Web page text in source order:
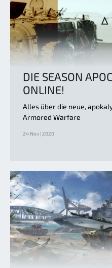
DIE SEASON
ONLINE!
Alles über die neue,
Armored Warfare
24 Nov | 2020